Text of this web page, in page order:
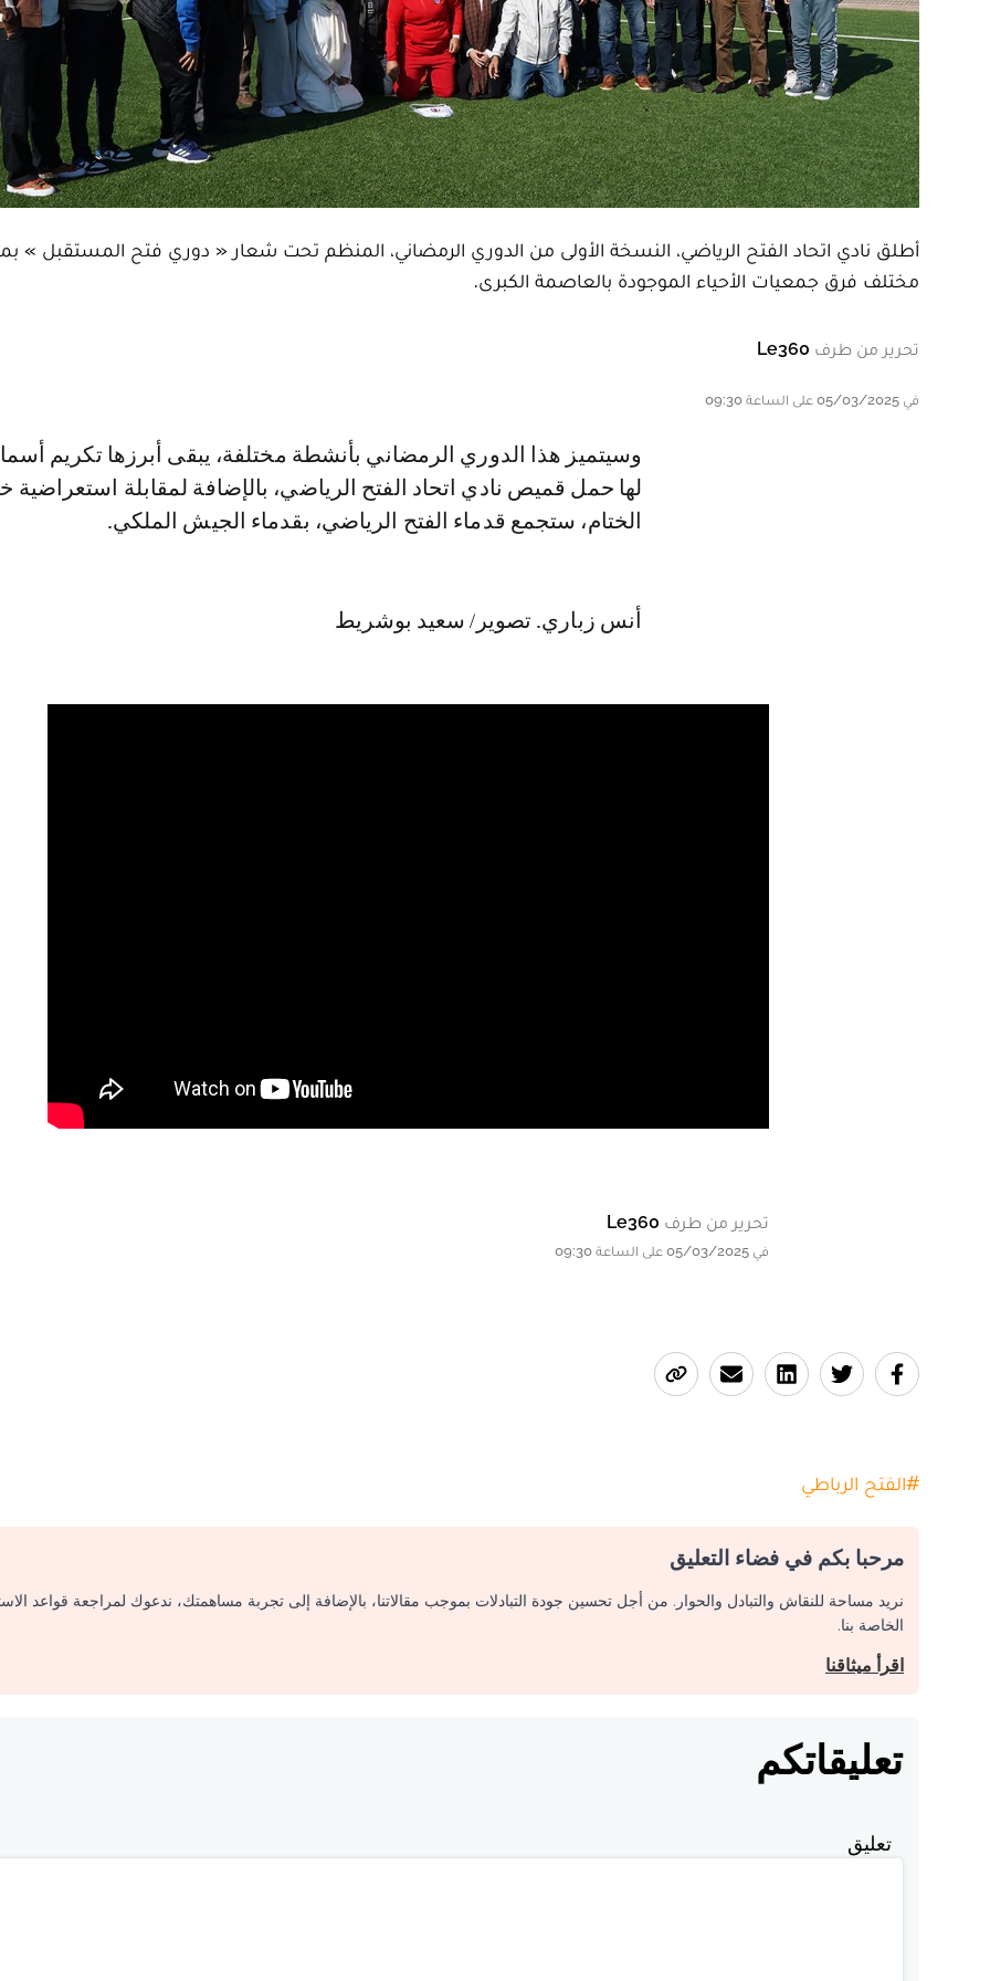
أطلق نادي اتحاد الفتح الرياضي، النسخة الأولى من الدوري الرمضاني، المنظم تحت شعار « دوري فتح المستقبل »
مختلف فرق جمعيات الأحياء الموجودة بالعاصمة الكبرى.
تحرير من طرف Le360
في 05/03/2025 على الساعة 09:30
وسيتميز هذا الدوري الرمضاني بأنشطة مختلفة، يبقى أبرزها تكريم أسماء سبق
لها حمل قميص نادي اتحاد الفتح الرياضي، بالإضافة لمقابلة استعراضية
الختام، ستجمع قدماء الفتح الرياضي، بقدماء الجيش الملكي.
أنس زباري. تصوير/ سعيد بوشريط
تحرير من طرف Le360
في 05/03/2025 على الساعة 09:30
#الفتح الرباطي
مرحبا بكم في فضاء التعليق
نريد مساحة للنقاش والتبادل والحوار. من أجل تحسين جودة التبادلات بموجب مقالاتنا، بالإضافة إلى تجربة مساهمتك، ندعوك لمراجعة قواعد
الخاصة بنا.
اقرأ ميثاقنا
تعليقاتكم
تعليق